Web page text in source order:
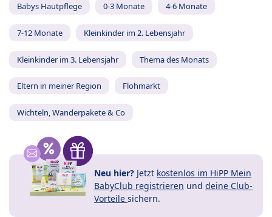
Babys Hautpflege 0-3 Monate 4-6 Monate
7-12 Monate Kleinkinder im 2. Lebensjahr
Kleinkinder im 3. Lebensjahr Thema des Monats
Eltern in meiner Region Flohmarkt
Wichteln, Wanderpakete & Co
Neu hier? Jetzt kostenlos im HiPP Mein
BabyClub registrieren und deine Club-
Vorteile sichern.